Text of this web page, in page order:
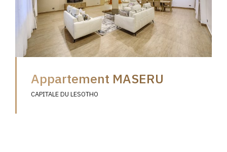
Appartement MASERU
CAPITALE DU LESOTHO